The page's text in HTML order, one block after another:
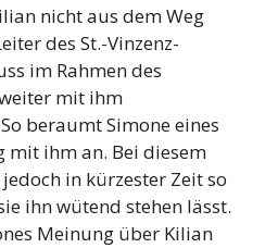
nicht aus dem Weg
des St.-Vinzenz-
im Rahmen des
mit ihm
beraumt Simone eines
mit ihm an. Bei diesem
in kürzester Zeit so
ihn wütend stehen lässt.
Meinung über Kilian